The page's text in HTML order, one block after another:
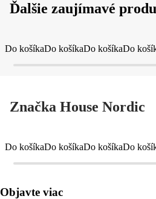
Ďalšie zaujímavé
Do košíkaDo košíkaDo košíkaDo
Značka House Nordic
Do košíkaDo košíkaDo košíkaDo
Objavte viac